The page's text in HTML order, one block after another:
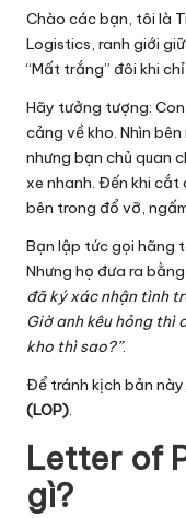
n
v
ề
L
o
g
is
ti
c
s
Chào các bạn, tôi là
Logistics, ranh giới
“Mất trắng” đôi khi
Hãy tưởng tượng:
cảng về kho. Nhìn
nhưng bạn chủ quan
xe nhanh. Đến khi cắt
bên trong đổ vỡ,
Bạn lập tức gọi hãng
Nhưng họ đưa ra
đã ký xác nhận tình
Giờ anh kêu hỏng thì
kho thì sao?”.
Để tránh kịch bản
(LOP).
Letter of
gì?